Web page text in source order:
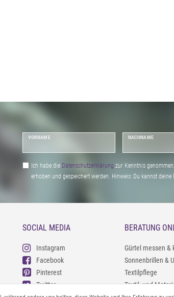
VORNAME NACHNAME
Ich habe die Daten­schutz­erklärung zur Kenntnis
erhoben und gespeichert werden. Hinweis: Du kannst
SOCIAL MEDIA
Instagram
Facebook
Pinterest
Twitter
BERATUNG
Gürtel messen &
Sonnenbrillen &
Textilpflege
Textil- und